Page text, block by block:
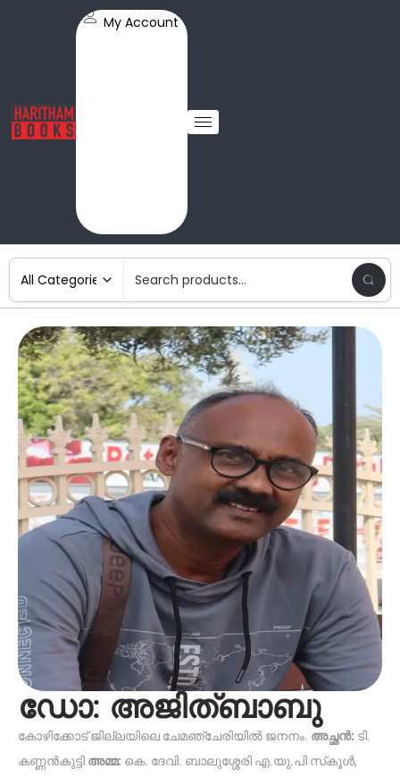
My Account
ഡോ: അജിത്ബാബു
കോഴിക്കോട് ജില്ലയിലെ ചേമഞ്ചേരിയിൽ ജനനം. അച്ഛൻ: ടി.
കണ്ണൻകുട്ടി അമ്മ: കെ. ദേവി. ബാലുശ്ശേരി എ.യു.പി സ്‌കൂൾ,